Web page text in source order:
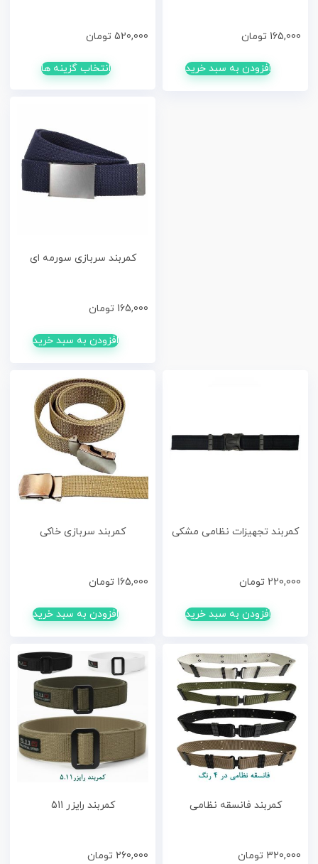
165,000 تومان
افزودن به سبد خرید
520,000 تومان
انتخاب گزینه ها
کمربند سربازی سورمه ای
165,000 تومان
افزودن به سبد خرید
کمربند تجهیزات نظامی مشکی
220,000 تومان
افزودن به سبد خرید
کمربند سربازی خاکی
165,000 تومان
افزودن به سبد خرید
کمربند فانسقه نظامی
320,000 تومان
کمربند رایزر 511
260,000 تومان